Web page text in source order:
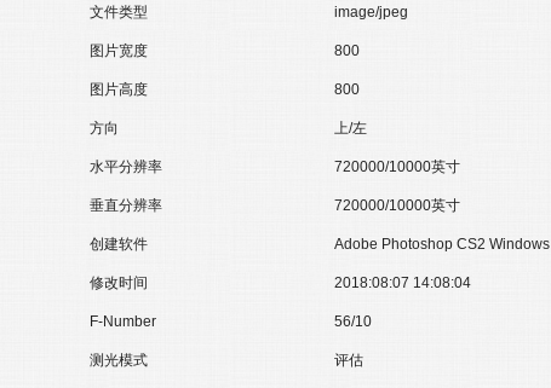
文件类型 image/jpeg
图片宽度 800
图片高度 800
方向 上/左
水平分辨率 720000/10000英寸
垂直分辨率 720000/10000英寸
创建软件 Adobe Photoshop CS2 Windows
修改时间 2018:08:07 14:08:04
F-Number 56/10
测光模式 评估